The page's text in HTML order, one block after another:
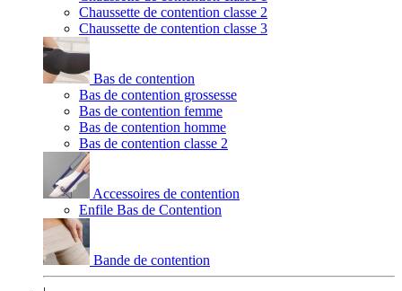
Chaussette de contention classe 2
Chaussette de contention classe 3
Bas de contention
Bas de contention grossesse
Bas de contention femme
Bas de contention homme
Bas de contention classe 2
Accessoires de contention
Enfile Bas de Contention
Bande de contention